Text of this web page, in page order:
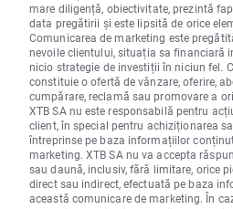
mare diligență, obiectivitate, prezintă
data pregătirii și este lipsită de orice
Comunicarea de marketing este
nevoile clientului, situația sa financiară
nicio strategie de investiții în niciun fel.
constituie o ofertă de vânzare, oferire,
cumpărare, reclamă sau promovare a
XTB SA nu este responsabilă pentru
client, în special pentru achiziționarea
întreprinse pe baza informațiilor
marketing. XTB SA nu va accepta
sau daună, inclusiv, fără limitare, orice
direct sau indirect, efectuată pe baza
această comunicare de marketing. În